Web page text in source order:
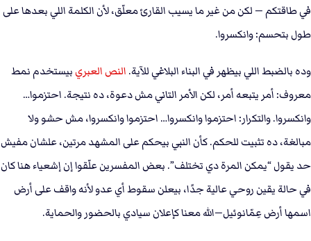
في طاقتكم — لكن من غير ما يسيب القارئ معلّق، لأن الكلمة اللي بعدها على
طول بتحسم: وانكسروا.
وده بالضبط اللي بيظهر في البناء البلاغي للآية. النص العبريبيستخدم نمط
معروف: أمر يتبعه أمر، لكن الأمر التاني مش دعوة، ده نتيجة. احتزموا…
وانكسروا. والتكرار: احتزموا وانكسروا… احتزموا وانكسروا، مش حشو ولا
مبالغة، ده تثبيت للحكم. كأن النبي بيحكم على المشهد مرتين، علشان مفيش
حد يقول “يمكن المرة دي تختلف”. بعض المفسرين علّقوا إن إشعياء هنا كان
في حالة يقين روحي عالية جدًا، بيعلن سقوط أي عدو لأنه واقف على أرض
اسمها أرض عِمّانوئيل—الله معنا كإعلان سيادي بالحضور والحماية.